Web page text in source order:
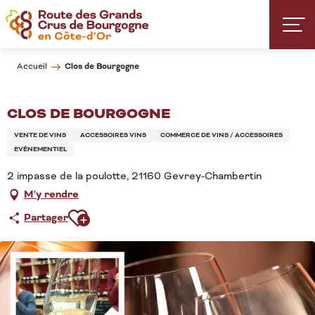
Aller
au
contenu
Accueil Clos de Bourgogne
CLOS DE BOURGOGNE
VENTE DE VINS ACCESSOIRES VINS
COMMERCE DE VINS / ACCESSOIRES
EVÉNEMENTIEL
2 impasse de la poulotte, 21160 Gevrey-Chambertin
M'y rendre
PartagerAjouter aux favoris